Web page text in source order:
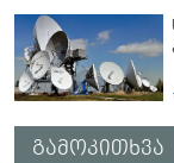
გამოკითხვა